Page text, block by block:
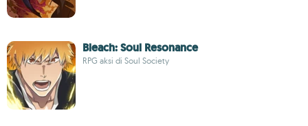
Bleach: Soul Resonance
RPG aksi di Soul Society